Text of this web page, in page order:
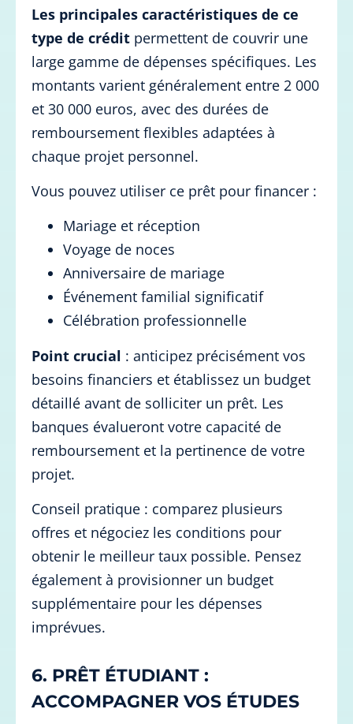
Les principales caractéristiques de ce
type de crédit permettent de couvrir une
large gamme de dépenses spécifiques. Les
montants varient généralement entre 2 000
et 30 000 euros, avec des durées de
remboursement flexibles adaptées à
chaque projet personnel.
Vous pouvez utiliser ce prêt pour financer :
Mariage et réception
Voyage de noces
Anniversaire de mariage
Événement familial significatif
Célébration professionnelle
Point crucial : anticipez précisément vos
besoins financiers et établissez un budget
détaillé avant de solliciter un prêt. Les
banques évalueront votre capacité de
remboursement et la pertinence de votre
projet.
Conseil pratique : comparez plusieurs
offres et négociez les conditions pour
obtenir le meilleur taux possible. Pensez
également à provisionner un budget
supplémentaire pour les dépenses
imprévues.
6. PRÊT ÉTUDIANT :
ACCOMPAGNER VOS ÉTUDES